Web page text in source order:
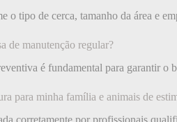
o tipo de cerca, tamanho da área e
de manutenção regular?
é fundamental para garantir
para minha família e animais de
corretamente por profissionais